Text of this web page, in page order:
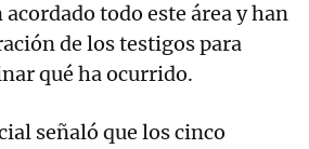
todo este área y han
de los testigos para
qué ha ocurrido.
señaló que los cinco